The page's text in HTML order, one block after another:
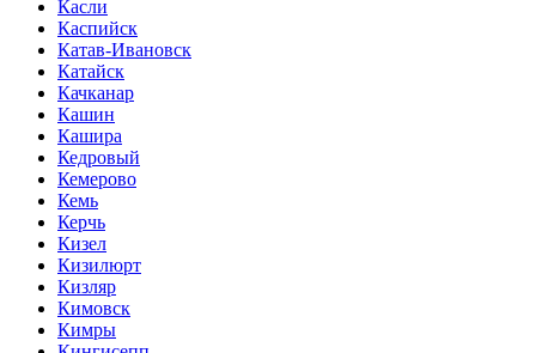
Касли
Каспийск
Катав-Ивановск
Катайск
Качканар
Кашин
Кашира
Кедровый
Кемерово
Кемь
Керчь
Кизел
Кизилюрт
Кизляр
Кимовск
Кимры